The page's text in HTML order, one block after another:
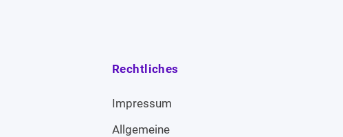
Rechtliches
Impressum
Allgemeine